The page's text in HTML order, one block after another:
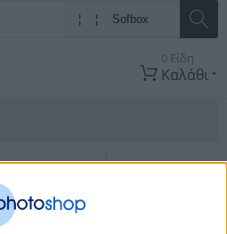
0 Είδη
Καλάθι
ΠΡΟΣΦΟΡΕΣΚΑΤΑΣΚΕΥΑΣΤΈΣ
Φωτισμός Sofbox